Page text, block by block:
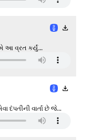
આ વ્રત કર્યું...
વાર્તા છે જે...